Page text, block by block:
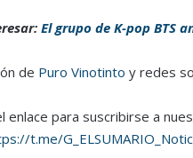
El grupo de K-pop BTS
de Puro Vinotinto y redes
enlace para suscribirse a
t.me/G_ELSUMARIO_